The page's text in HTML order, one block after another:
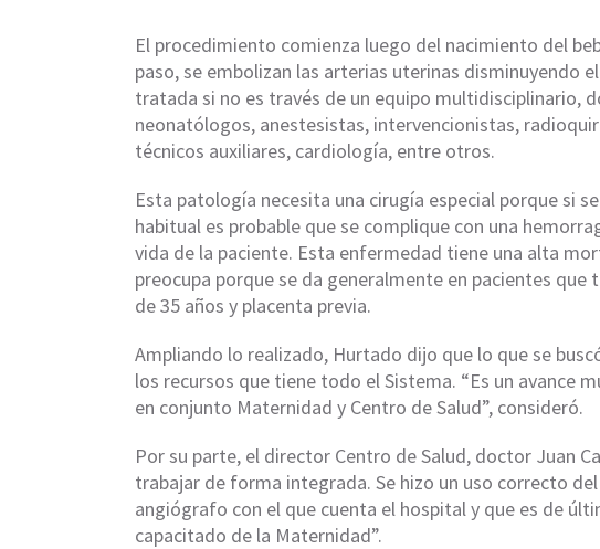
El procedimiento comienza luego del nacimiento del
paso, se embolizan las arterias uterinas disminuyendo
tratada si no es través de un equipo multidisciplinario,
neonatólogos, anestesistas, intervencionistas,
técnicos auxiliares, cardiología, entre otros.
Esta patología necesita una cirugía especial porque si
habitual es probable que se complique con una
vida de la paciente. Esta enfermedad tiene una alta
preocupa porque se da generalmente en pacientes que
de 35 años y placenta previa.
Ampliando lo realizado, Hurtado dijo que lo que se
los recursos que tiene todo el Sistema. “Es un avance
en conjunto Maternidad y Centro de Salud”, consideró.
Por su parte, el director Centro de Salud, doctor Juan
trabajar de forma integrada. Se hizo un uso correcto
angiógrafo con el que cuenta el hospital y que es de
capacitado de la Maternidad”.